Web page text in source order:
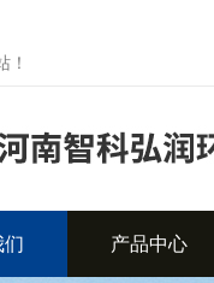
！
们 产品中心